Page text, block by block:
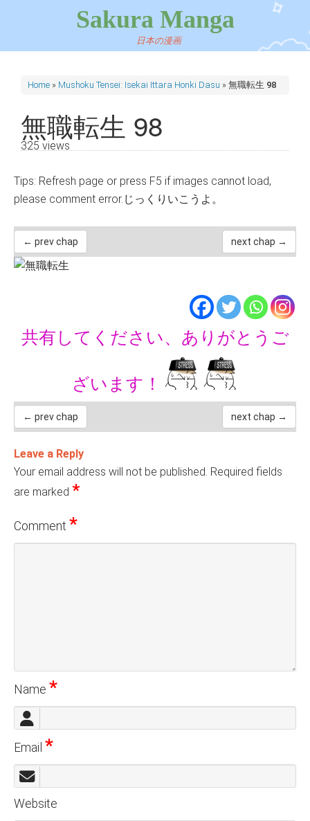
Sakura Manga
日本の漫画
Home » Mushoku Tensei: Isekai Ittara Honki Dasu » 無職転生 98
無職転生 98
325 views
Tips: Refresh page or press F5 if images cannot load,
please comment error.じっくりいこうよ。
← prev chap next chap →
共有してください、ありがとうご
ざいます！
← prev chap next chap →
Leave a Reply
Your email address will not be published. Required fields
are marked *
Comment *
Name *
Email *
Website